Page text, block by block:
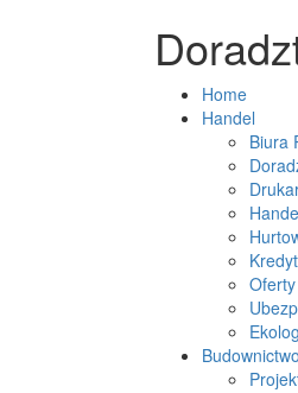
Home
Handel
Biura
Budownictwo